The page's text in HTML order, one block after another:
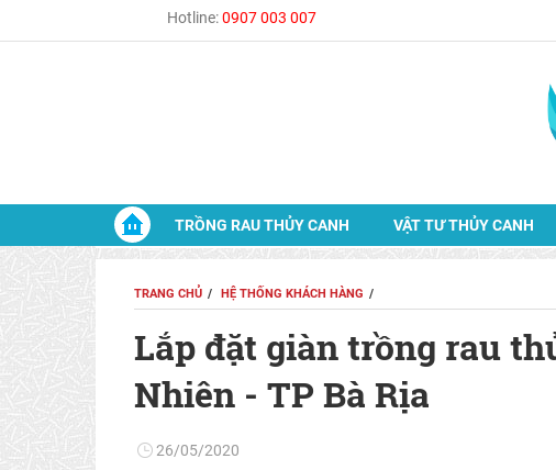
Hotline:0907 003 007
TRỒNG RAU THỦY CANH VẬT TƯ THỦY CANH
TRANG CHỦ HỆ THỐNG KHÁCH HÀNG
Lắp đặt giàn trồng rau
Nhiên - TP Bà Rịa
26/05/2020